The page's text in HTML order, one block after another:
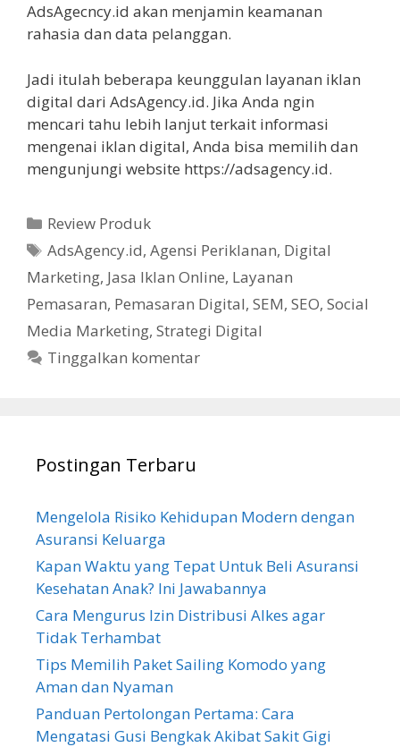
AdsAgecncy.id akan menjamin keamanan
rahasia dan data pelanggan.
Jadi itulah beberapa keunggulan layanan iklan
digital dari AdsAgency.id. Jika Anda ngin
mencari tahu lebih lanjut terkait informasi
mengenai iklan digital, Anda bisa memilih dan
mengunjungi website https://adsagency.id.
Kategori
Review Produk
Tag
AdsAgency.id,Agensi Periklanan, Digital
Marketing, Jasa Iklan Online, Layanan
Pemasaran, Pemasaran Digital, SEM, SEO, Social
Media Marketing, Strategi Digital
Tinggalkan komentar
Postingan Terbaru
Mengelola Risiko Kehidupan Modern dengan
Asuransi Keluarga
Kapan Waktu yang Tepat Untuk Beli Asuransi
Kesehatan Anak? Ini Jawabannya
Cara Mengurus Izin Distribusi Alkes agar
Tidak Terhambat
Tips Memilih Paket Sailing Komodo yang
Aman dan Nyaman
Panduan Pertolongan Pertama: Cara
Mengatasi Gusi Bengkak Akibat Sakit Gigi